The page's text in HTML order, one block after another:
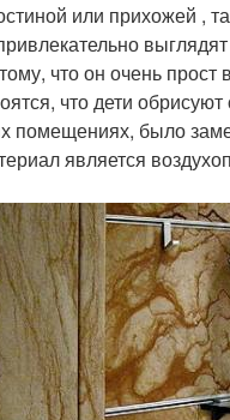
или прихожей
что он очень прост
что дети
помещениях, было
является